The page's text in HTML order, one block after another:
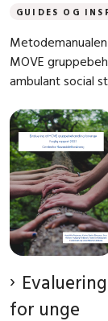
GUIDES OG
MOVE
ambulant social
for unge